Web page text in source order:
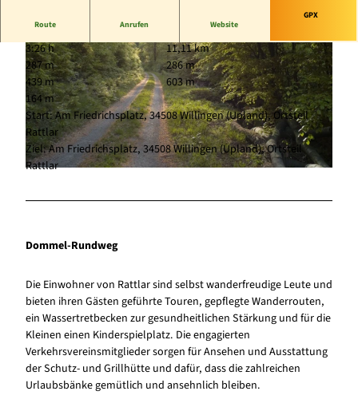
© Tourist-Information Willingen | CC-BY-SA
Route Anrufen Website
GPX
3:26 h
11,11 km
287 m
286 m
439 m
603 m
164 m
Start: Am Friedrichsplatz, 34508 Willingen (Upland), Ortsteil
Rattlar
Ziel: Am Friedrichsplatz, 34508 Willingen (Upland), Ortsteil
Rattlar
Dommel-Rundweg
Die Einwohner von Rattlar sind selbst wanderfreudige Leute und
bieten ihren Gästen geführte Touren, gepflegte Wanderrouten,
ein Wassertretbecken zur gesundheitlichen Stärkung und für die
Kleinen einen Kinderspielplatz. Die engagierten
Verkehrsvereinsmitglieder sorgen für Ansehen und Ausstattung
der Schutz- und Grillhütte und dafür, dass die zahlreichen
Urlaubsbänke gemütlich und ansehnlich bleiben.